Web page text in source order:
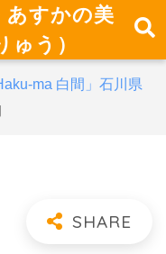
すかの美
う）
ma 白間」石川県